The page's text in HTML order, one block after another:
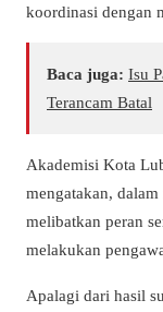
koordinasi dengan
Baca juga: Isu
Terancam Batal
Akademisi Kota
mengatakan,
melibatkan peran
melakukan
Apalagi dari hasil